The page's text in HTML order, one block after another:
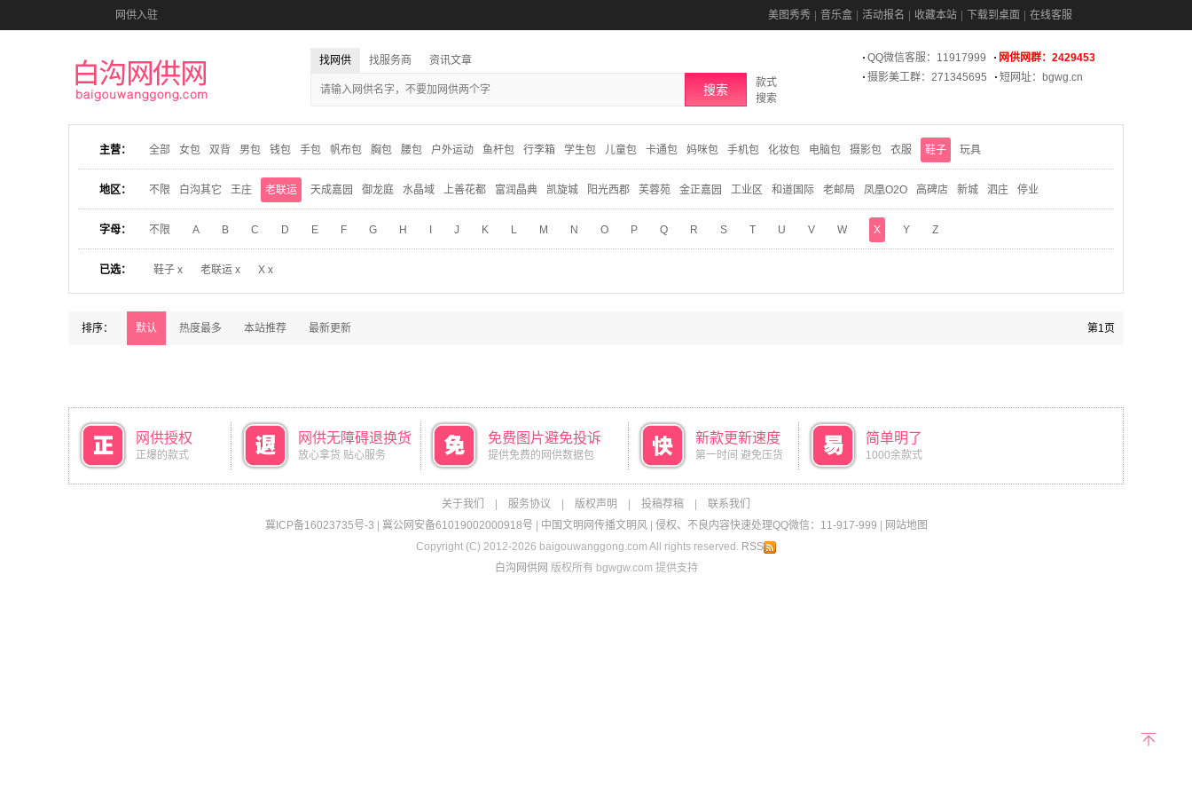
网供入驻 美图秀秀 音乐盒 活动报名 收藏本站 下载到桌面 在线客服
找网供 找服务商 资讯文章
搜索
款式
搜索
QQ微信客服：11917999
网供网群：2429453
摄影美工群：271345695
短网址：bgwg.cn
主营： 全部 女包 双背 男包 钱包 手包 帆布包 胸包 腰包 户外运动 鱼杆包 行李箱 学生包 儿童包 卡通包 妈咪包 手机包 化妆包 电脑包 摄影包 衣服 鞋子 玩具
地区： 不限 白沟其它 王庄 老联运 天成嘉园 御龙庭 水晶域 上善花都 富润晶典 凯旋城 阳光西郡 芙蓉苑 金正嘉园 工业区 和道国际 老邮局 凤凰O2O 高碑店 新城 泗庄 停业
字母： 不限 A B C D E F G H J K L M N O P Q R S T U V W X Y Z
已选： 鞋子 x 老联运 x X x
排序： 默认 热度最多 本站推荐 最新更新 第1页
网供授权
正爆的款式
网供无障碍退换货
放心拿货 贴心服务
免费图片避免投诉
提供免费的网供数据包
新款更新速度
第一时间 避免压货
简单明了
1000余款式
关于我们 服务协议 版权声明 投稿荐稿
联系我们
冀ICP备16023735号-3
冀公网安备61019002000918号 中国文明网传播文明风| 侵权、不良内容快速处理QQ微信：11-917-999
网站地图
Copyright (C) 2012-2026 baigouwanggong.com All rights reserved. RSS
白沟网供网 版权所有 bgwgw.com 提供支持